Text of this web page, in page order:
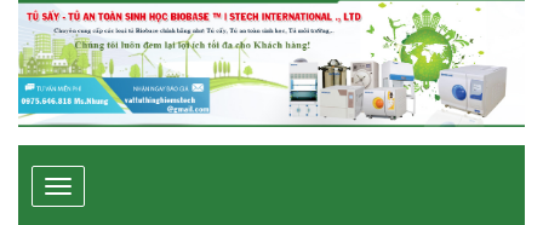
Toggle
navigation